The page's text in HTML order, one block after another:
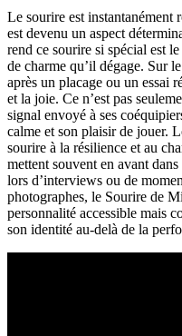
Le sourire est instantanément
est devenu un aspect
rend ce sourire si spécial est
de charme qu’il dégage. Sur
après un placage ou un essai
et la joie. Ce n’est pas
signal envoyé à ses
calme et son plaisir de jouer.
sourire à la résilience et au
mettent souvent en avant
lors d’interviews ou de
photographes, le Sourire de
personnalité accessible mais
son identité au-delà de la